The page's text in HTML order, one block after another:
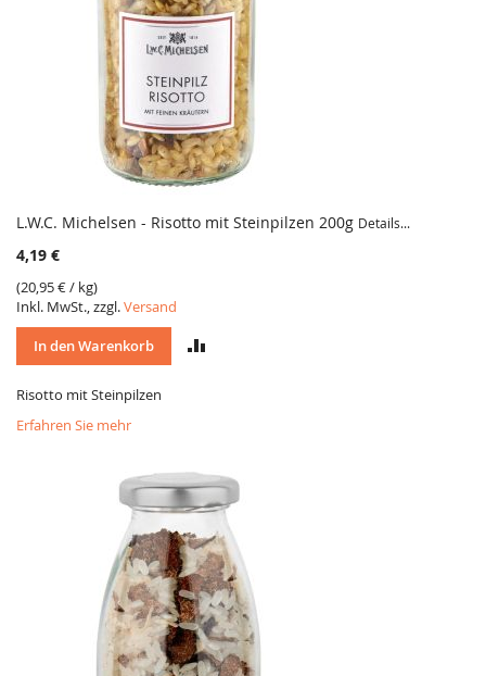
L.W.C. Michelsen - Risotto mit Steinpilzen 200g Details...
4,19 €
(20,95 €/ kg)
Inkl. MwSt., zzgl.Versand
In den Warenkorb
VERGLEICH
Risotto mit Steinpilzen
Erfahren Sie mehr